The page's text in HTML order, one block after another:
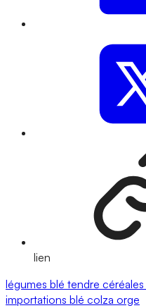
lien
légumes blé tendre céréales
importations blé colza orge